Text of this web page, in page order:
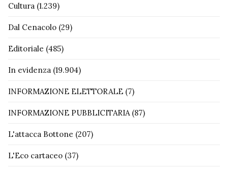
Cultura (1.239)
Dal Cenacolo (29)
Editoriale (485)
In evidenza (19.904)
INFORMAZIONE ELETTORALE (7)
INFORMAZIONE PUBBLICITARIA(87)
L'attacca Bottone (207)
L'Eco cartaceo (37)